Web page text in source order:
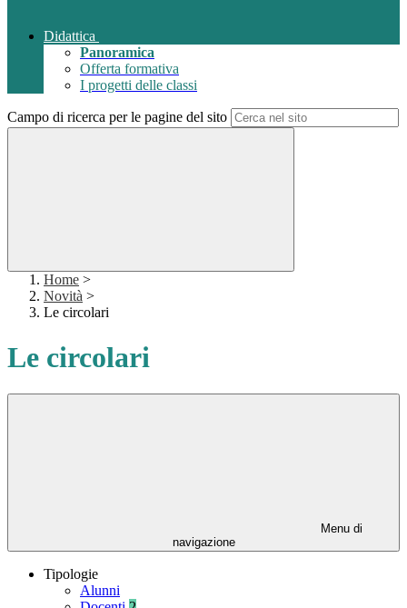
Didattica
Panoramica
Offerta formativa
I progetti delle classi
Campo di ricerca per le pagine del sito
Home >
Novità >
Le circolari
Le circolari
Menu di
navigazione
Tipologie
Alunni